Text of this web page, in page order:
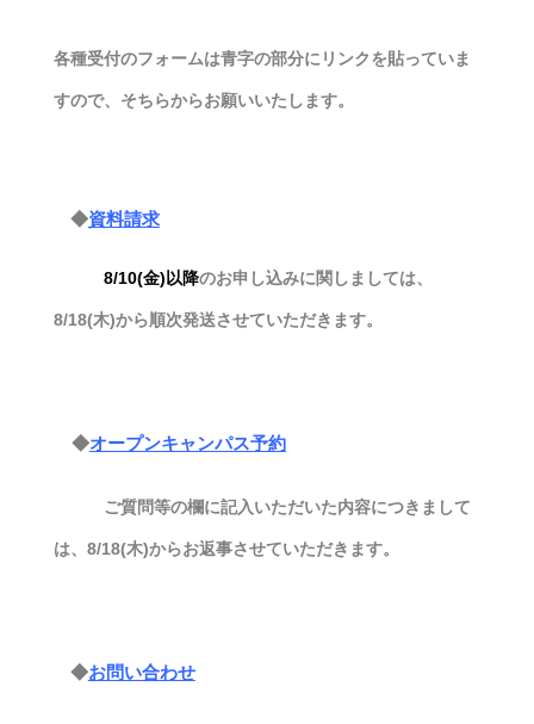
各種受付のフォームは青字の部分にリンクを貼っていま
すので、そちらからお願いいたします。
◆資料請求
8/10(金)以降のお申し込みに関しましては、
8/18(木)から順次発送させていただきます。
◆オープンキャンパス予約
ご質問等の欄に記入いただいた内容につきまして
は、8/18(木)からお返事させていただきます。
◆お問い合わせ